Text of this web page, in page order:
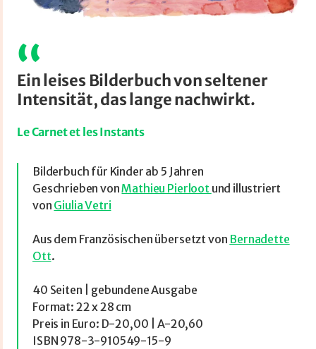
Ein leises Bilderbuch von seltener
Intensität, das lange nachwirkt.
Le Carnet et les Instants
Bilderbuch für Kinder ab 5 Jahren
Geschrieben vonMathieu Pierloot und illustriert
von Giulia Vetri
Aus dem Französischen übersetzt von Bernadette
Ott.
40 Seiten | gebundene Ausgabe
Format: 22 x 28 cm
Preis in Euro: D-20,00 | A-20,60
ISBN 978-3-910549-15-9